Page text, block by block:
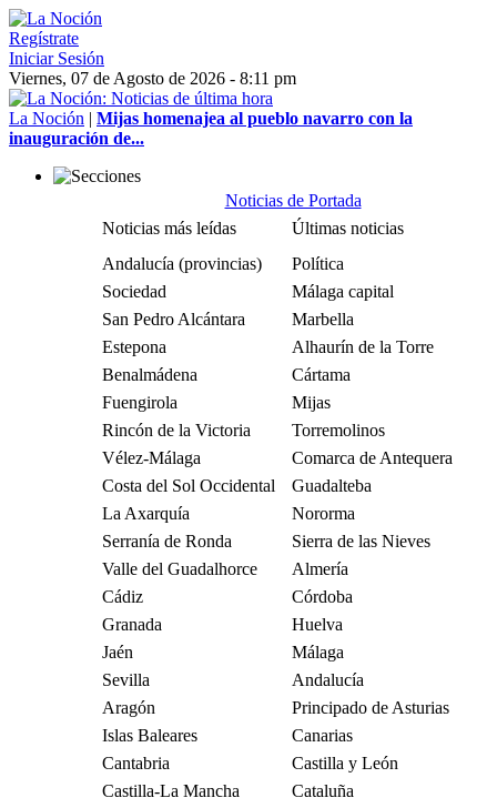
Regístrate
Iniciar Sesión
Viernes, 07 de Agosto de 2026 - 8:11 pm
La Noción | Mijas homenajea al pueblo navarro con la
inauguración de...
Noticias de Portada
Noticias más leídas
Últimas noticias
Andalucía (provincias)
Política
Sociedad
Málaga capital
San Pedro Alcántara
Marbella
Estepona
Alhaurín de la Torre
Benalmádena
Cártama
Fuengirola
Mijas
Rincón de la Victoria
Torremolinos
Vélez-Málaga
Comarca de Antequera
Costa del Sol Occidental
Guadalteba
La Axarquía
Nororma
Serranía de Ronda
Sierra de las Nieves
Valle del Guadalhorce
Almería
Cádiz
Córdoba
Granada
Huelva
Jaén
Málaga
Sevilla
Andalucía
Aragón
Principado de Asturias
Islas Baleares
Canarias
Cantabria
Castilla y León
Castilla-La Mancha
Cataluña